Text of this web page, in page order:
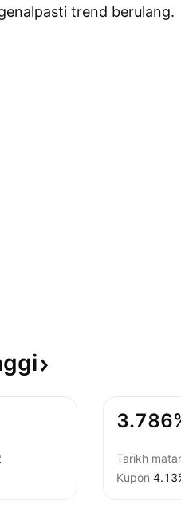
trend berulang.
Tarikh
Kupon